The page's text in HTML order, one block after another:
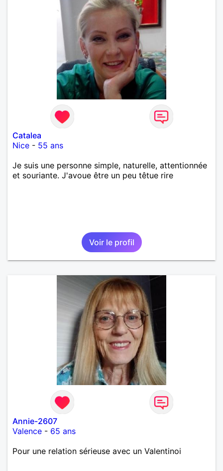
Catalea
Nice - 55 ans
Je suis une personne simple, naturelle, attentionnée
et souriante. J'avoue être un peu têtue rire
Voir le profil
Annie-2607
Valence - 65 ans
Pour une relation sérieuse avec un Valentinoi